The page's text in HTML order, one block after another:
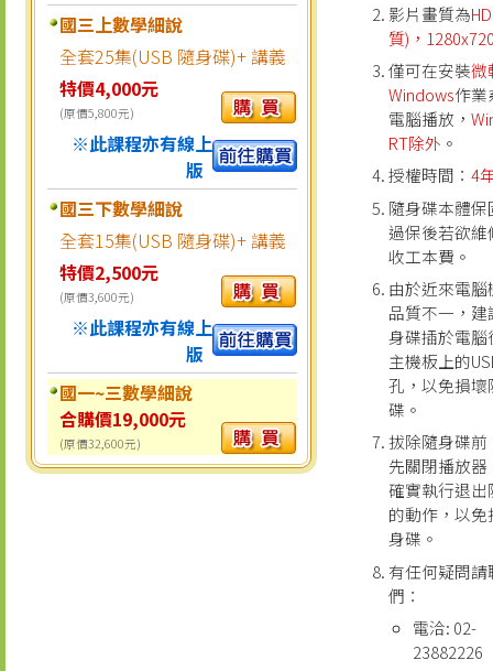
國三上數學細說
全套25集(USB 隨身碟)+ 講義
特價4,000元
(原價5,800元)
※此課程亦有線上
版
國三下數學細說
全套15集(USB 隨身碟)+ 講義
特價2,500元
(原價3,600元)
※此課程亦有線上
版
國一~三數學細說
合購價19,000元
(原價32,600元)
影片畫質為
質)，
僅可在安裝微
Windows作業
電腦播放，
RT除外 。
授權時間：4
隨身碟本體保
過保後若欲維
收工本費。
由於近來電腦
品質不一，建
身碟插於電腦
主機板上的
孔，以免損壞
碟。
拔除隨身碟前
先關閉播放器
確實執行退出
的動作，以免
身碟。
有任何疑問請
們：
電洽: 02-
23882226